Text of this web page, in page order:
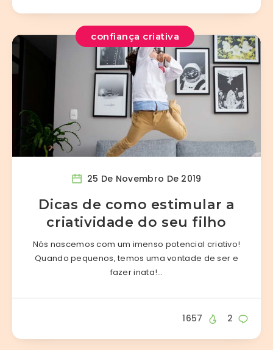
confiança criativa
25 De Novembro De 2019
Dicas de como estimular a
criatividade do seu filho
Nós nascemos com um imenso potencial criativo!
Quando pequenos, temos uma vontade de ser e
fazer inata!…
2
1657